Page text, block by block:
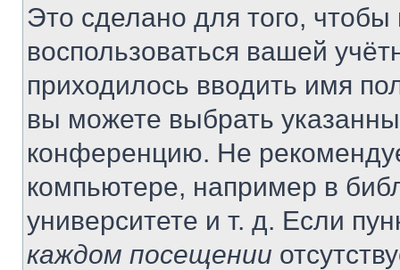
Это сделано для того, чтобы
воспользоваться вашей
приходилось вводить имя
вы можете выбрать
конференцию. Не
компьютере, например в
университете и т. д. Если
каждом посещении